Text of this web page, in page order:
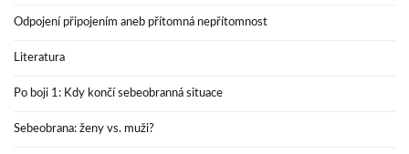
Odpojení připojením aneb přítomná nepřítomnost
Literatura
Po boji 1: Kdy končí sebeobranná situace
Sebeobrana: ženy vs. muži?